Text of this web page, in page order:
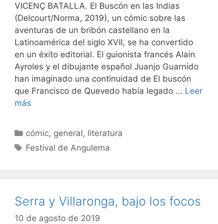
VICENÇ BATALLA. El Buscón en las Indias
(Delcourt/Norma, 2019), un cómic sobre las
aventuras de un bribón castellano en la
Latinoamérica del siglo XVII, se ha convertido
en un éxito editorial. El guionista francés Alain
Ayroles y el dibujante español Juanjo Guarnido
han imaginado una continuidad de El buscón
que Francisco de Quevedo había legado … Leer
más
Categorías
cómic, general, literatura
Etiquetas
Festival de Angulema
Serra y Villaronga, bajo los focos
10 de agosto de 2019